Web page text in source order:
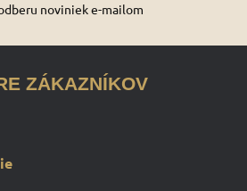
noviniek e-mailom
ZÁKAZNÍKOV